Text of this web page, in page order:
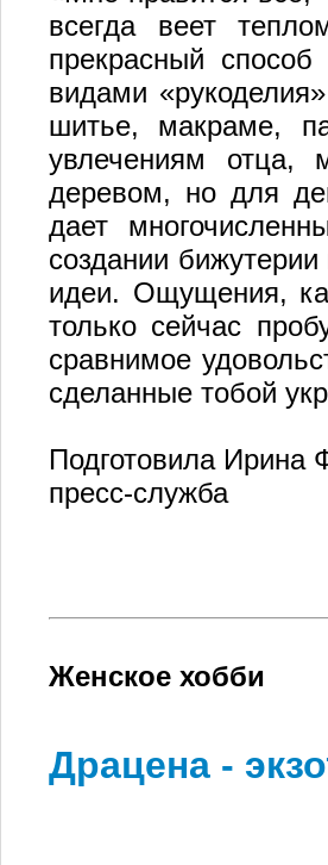
всегда веет
прекрасный
видами
шитье, макраме,
увлечениям
деревом, но для
дает
создании
идеи. Ощущения,
только сейчас
сравнимое
сделанные тобой
Подготовила
пресс-служба
Женское хобби
Драцена -